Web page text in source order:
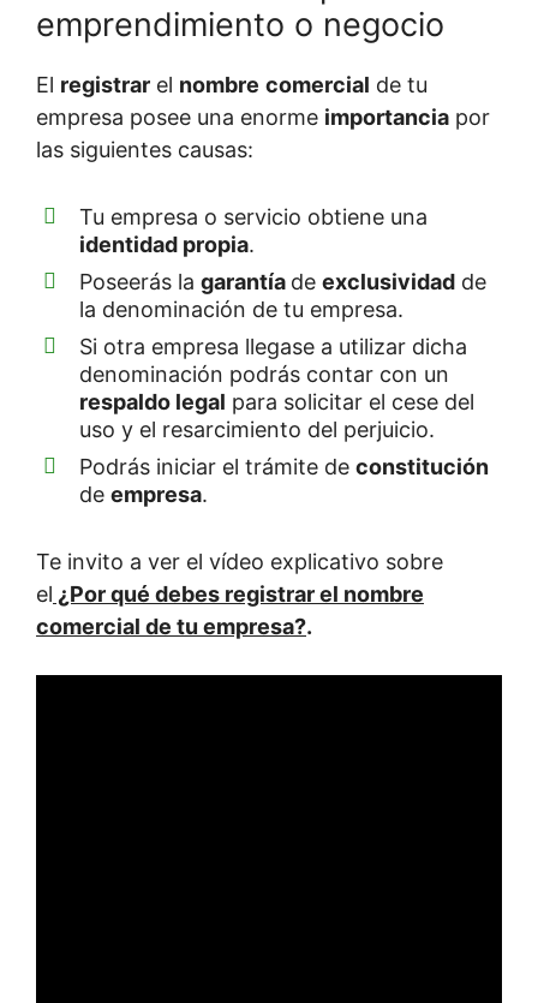
emprendimiento o negocio
El registrar el nombre comercial de tu
empresa posee una enorme importancia por
las siguientes causas:
Tu empresa o servicio obtiene una
identidad propia.
Poseerás la garantía de exclusividad de
la denominación de tu empresa.
Si otra empresa llegase a utilizar dicha
denominación podrás contar con un
respaldo legal para solicitar el cese del
uso y el resarcimiento del perjuicio.
Podrás iniciar el trámite de constitución
de empresa.
Te invito a ver el vídeo explicativo sobre
el ¿Por qué debes registrar el nombre
comercial de tu empresa?.